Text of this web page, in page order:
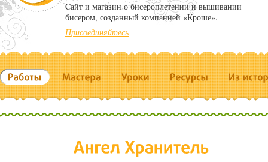
Cайт и магазин о бисероплетении и вышивании
бисером, созданный компанией «Кроше».
Присоединяйтесь